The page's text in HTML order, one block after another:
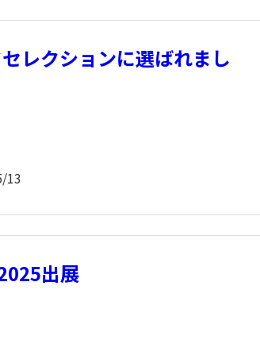
レクションに選ばれまし
13
出展